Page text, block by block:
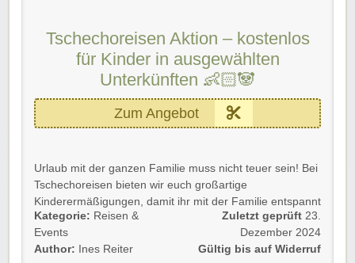
Tschechoreisen Aktion – kostenlos
für Kinder in ausgewählten
Unterkünften 👶🏻🐼
Zum Angebot
Urlaub mit der ganzen Familie muss nicht teuer sein! Bei
Tschechoreisen bieten wir euch großartige
Kinderermäßigungen, damit ihr mit der Familie entspannt
und kostengünstig reisen könnt. 🏖️ Die Gastfreundschaft
Tschechiens beginnt schon beim Buchen! 🇨🇿
Kategorie: Reisen &
Events
Author: Ines Reiter
Zuletzt geprüft 23.
Dezember 2024
Gültig bis auf Widerruf